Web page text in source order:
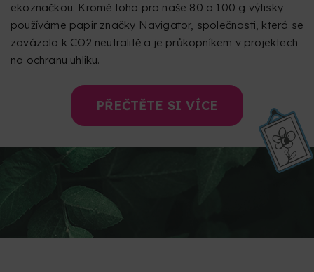
ekoznačkou. Kromě toho pro naše 80 a 100 g výtisky
používáme papír značky Navigator, společnosti, která se
zavázala k CO2 neutralitě a je průkopníkem v projektech
na ochranu uhlíku.
PŘEČTĚTE SI VÍCE